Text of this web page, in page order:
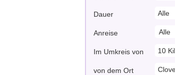
Dauer
Anreise
Im Umkreis von
von dem Ort